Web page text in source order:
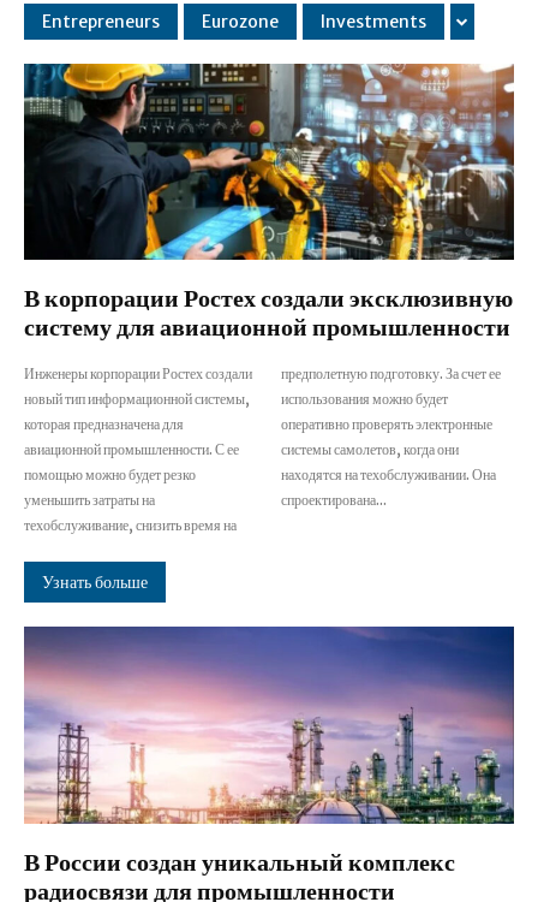
Entrepreneurs Eurozone Investments
В корпорации Ростех создали эксклюзивную
систему для авиационной промышленности
Инженеры корпорации Ростех создали
новый тип информационной системы,
которая предназначена для
авиационной промышленности. С ее
помощью можно будет резко
уменьшить затраты на
техобслуживание, снизить время на
предполетную подготовку. За счет ее
использования можно будет
оперативно проверять электронные
системы самолетов, когда они
находятся на техобслуживании. Она
спроектирована...
Узнать больше
В России создан уникальный комплекс
радиосвязи для промышленности